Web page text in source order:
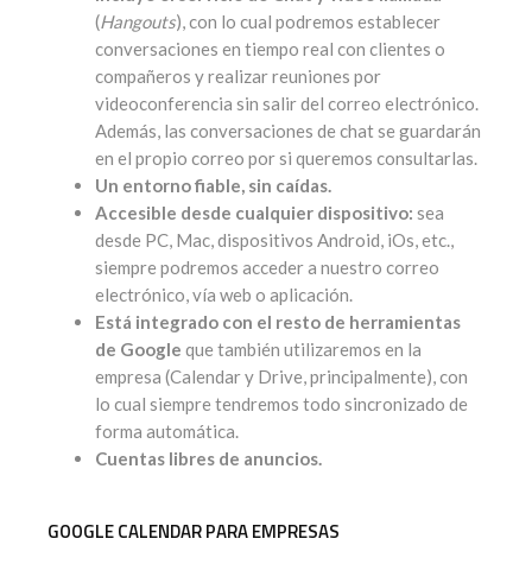
(Hangouts), con lo cual podremos establecer
conversaciones en tiempo real con clientes o
compañeros y realizar reuniones por
videoconferencia sin salir del correo electrónico.
Además, las conversaciones de chat se guardarán
en el propio correo por si queremos consultarlas.
Un entorno fiable, sin caídas.
Accesible desde cualquier dispositivo: sea
desde PC, Mac, dispositivos Android, iOs, etc.,
siempre podremos acceder a nuestro correo
electrónico, vía web o aplicación.
Está integrado con el resto de herramientas
de Google que también utilizaremos en la
empresa (Calendar y Drive, principalmente), con
lo cual siempre tendremos todo sincronizado de
forma automática.
Cuentas libres de anuncios.
GOOGLE CALENDAR PARA EMPRESAS